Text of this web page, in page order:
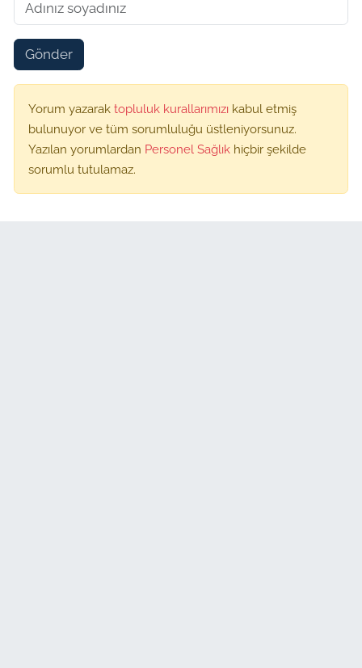
Gönder
Yorum yazarak topluluk kurallarımızı kabul etmiş
bulunuyor ve tüm sorumluluğu üstleniyorsunuz.
Yazılan yorumlardan Personel Sağlık hiçbir şekilde
sorumlu tutulamaz.